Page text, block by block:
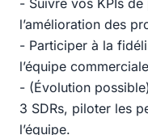
- Suivre vos KPIs
l’amélioration des
- Participer à la
l’équipe
- (Évolution
3 SDRs, piloter les
l’équipe.